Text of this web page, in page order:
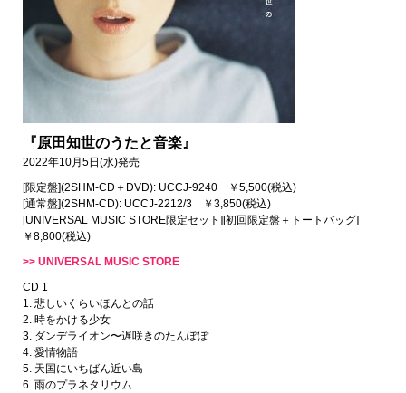
『原田知世のうたと音楽』
2022年10月5日(水)発売
[限定盤](2SHM-CD＋DVD): UCCJ-9240 ￥5,500(税込)
[通常盤](2SHM-CD): UCCJ-2212/3 ￥3,850(税込)
[UNIVERSAL MUSIC STORE限定セット][初回限定盤＋トートバッグ]
￥8,800(税込)
>> UNIVERSAL MUSIC STORE
CD 1
1. 悲しいくらいほんとの話
2. 時をかける少女
3. ダンデライオン〜遅咲きのたんぽぽ
4. 愛情物語
5. 天国にいちばん近い島
6. 雨のプラネタリウム